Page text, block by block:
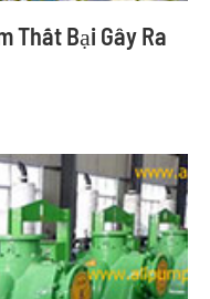
Thất Bại Gây Ra